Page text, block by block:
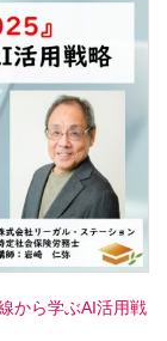
から学ぶAI活用戦